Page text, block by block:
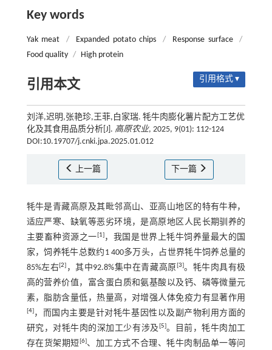
Key words
Yak meat / Expanded potato chips / Response surface
/
Food quality / High protein
引用本文 引用格式 ▾
刘洋,迟明,张艳珍,王菲,白家瑞. 牦牛肉膨化薯片配方工艺优
化及其食用品质分析[J]. 高原农业, 2025, 9(01): 112-124
DOI:10.19707/j.cnki.jpa.2025.01.012
上一篇 下一篇
牦牛是青藏高原及其毗邻高山、亚高山地区的特有牛种，
适应严寒、缺氧等恶劣环境，是高原地区人民长期驯养的
主要畜种资源之一[1]，我国是世界上牦牛饲养量最大的国
家，饲养牦牛总数约1 400多万头，占世界牦牛饲养总量的
85%左右[2] ，其中92.8%集中在青藏高原 [3]。牦牛肉具有极
高的营养价值，富含蛋白质和氨基酸以及钙、磷等微量元
素，脂肪含量低，热量高，对增强人体免疫力有显著作用
[4]，而国内主要是针对牦牛基因性以及副产物利用方面的
研究，对牦牛肉的深加工少有涉及[5]。目前，牦牛肉加工
存在货架期短[6]、加工方式不合理、牦牛肉制品单一等问